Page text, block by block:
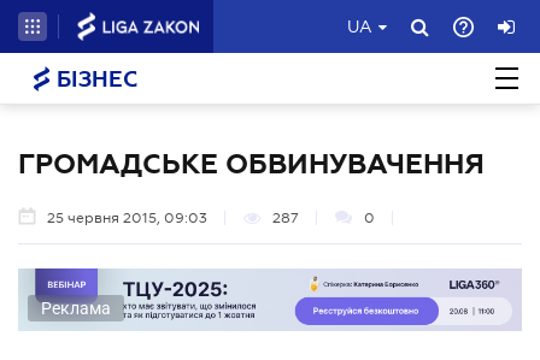
UA
БІЗНЕС
ГРОМАДСЬКЕ ОБВИНУВАЧЕННЯ
25 червня 2015, 09:03 287 0
Реклама